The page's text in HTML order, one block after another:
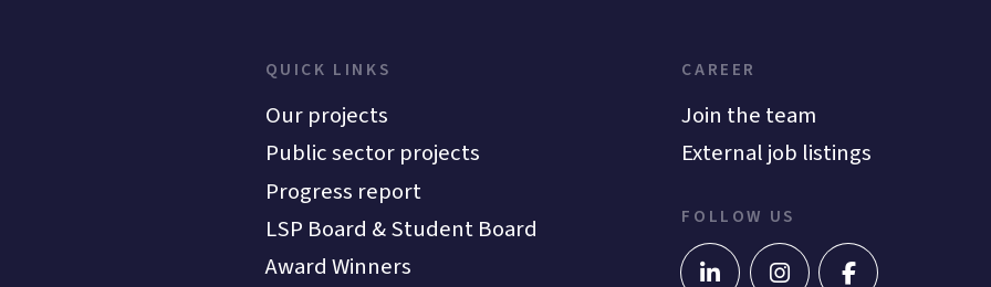
QUICK LINKS
Our projects
Public sector projects
Progress report
LSP Board & Student Board
Award Winners
CAREER
Join the team
External job listings
FOLLOW US